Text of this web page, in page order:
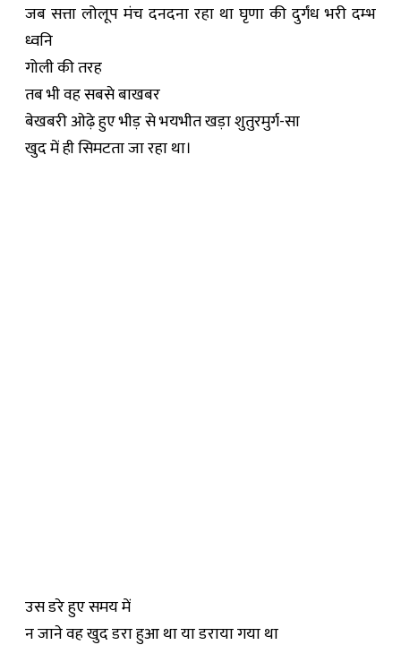
जब सत्ता लोलूप मंच दनदना रहा था घृणा की दुर्गंध भरी दम्भ
ध्वनि
गोली की तरह
तब भी वह सबसे बाखबर
बेखबरी ओढ़े हुए भीड़ से भयभीत खड़ा शुतुरमुर्ग-सा
खुद में ही सिमटता जा रहा था।
उस डरे हुए समय में
न जाने वह खुद डरा हुआ था या डराया गया था